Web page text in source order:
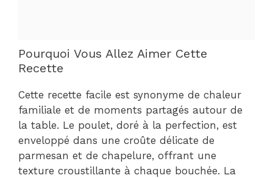
Pourquoi Vous Allez Aimer Cette
Recette
Cette recette facile est synonyme de chaleur
familiale et de moments partagés autour de
la table. Le poulet, doré à la perfection, est
enveloppé dans une croûte délicate de
parmesan et de chapelure, offrant une
texture croustillante à chaque bouchée. La